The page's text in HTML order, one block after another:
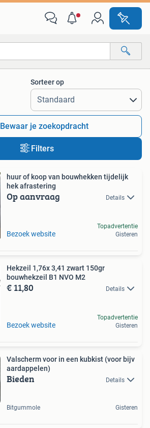
Alle afstanden…
Sorteer op
Bewaar je zoekopdracht
Filters
huur of koop van bouwhekken tijdelijk
hek afrastering
Op aanvraag Details
Bezoek website
Topadvertentie
Gisteren
Hekzeil 1,76x 3,41 zwart 150gr
bouwhekzeil B1 NVO M2
€ 11,80 Details
Bezoek website
Topadvertentie
Gisteren
Valscherm voor in een kubkist (voor bijv
aardappelen)
Bieden Details
Bitgummole Gisteren